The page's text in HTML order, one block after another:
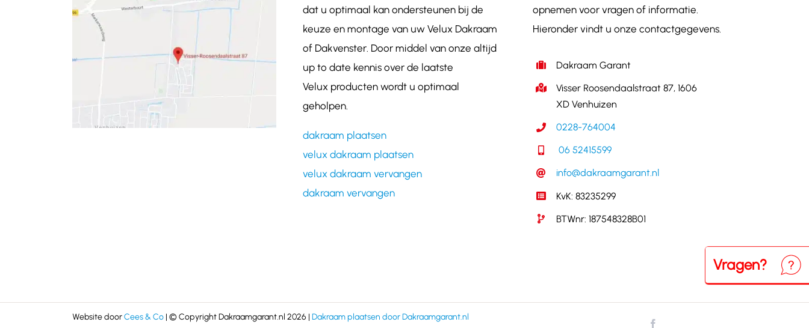
dat u optimaal kan ondersteunen bij de
keuze en montage van uw Velux Dakraam
of Dakvenster. Door middel van onze altijd
up to date kennis over de laatste
Velux producten wordt u optimaal
geholpen.
dakraam plaatsen
velux dakraam plaatsen
velux dakraam vervangen
dakraam vervangen
opnemen voor vragen of informatie.
Hieronder vindt u onze contactgegevens.
Dakraam Garant
Visser Roosendaalstraat 87, 1606
XD Venhuizen
0228-764004
06 52415599
info@dakraamgarant.nl
KvK: 83235299
BTWnr: 187548328B01
Website doorCees & Co| © Copyright Dakraamgarant.nl 2026 | Dakraam plaatsen door Dakraamgarant.nl
Vragen?